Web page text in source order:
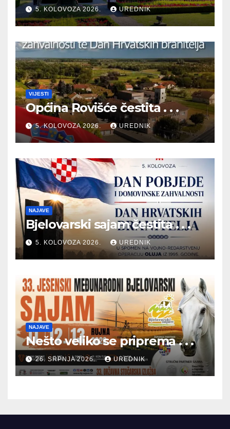
TE DAN HRVATSKIH
BRANITELJA
5. KOLOVOZA 2026. UREDNIK
VIJESTI
Općina Rovišće čestita . . .
5. KOLOVOZA 2026. UREDNIK
NAJAVE
Bjelovarski sajam čestita . . .
5. KOLOVOZA 2026. UREDNIK
NAJAVE
Nešto veliko se priprema . . .
26. SRPNJA 2026. UREDNIK